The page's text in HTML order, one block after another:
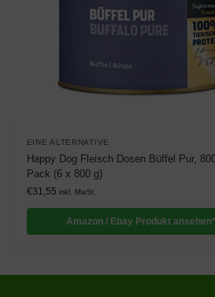
EINE ALTERNATIVE
Happy Dog Fleisch Dosen Büffel Pur,
Pack (6 x 800 g)
€31,55 inkl. MwSt.
Amazon / Ebay Produkt ansehen*